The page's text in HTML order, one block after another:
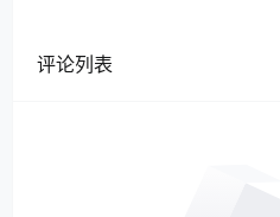
评论列表